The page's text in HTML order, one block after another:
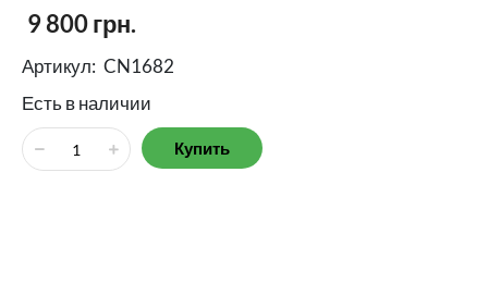
9 800грн.
Артикул: CN1682
Есть в наличии
Купить